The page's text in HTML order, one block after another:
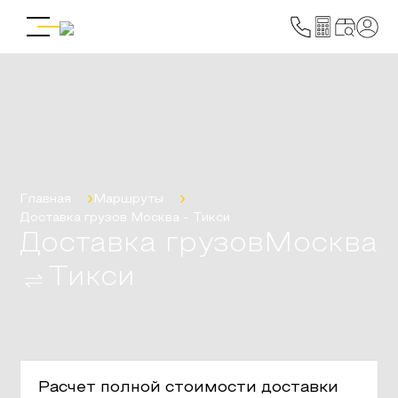
Главная
Маршруты
Доставка грузов
Москва - Тикси
Доставка грузов Москва
Тикси
Расчет полной стоимости доставки